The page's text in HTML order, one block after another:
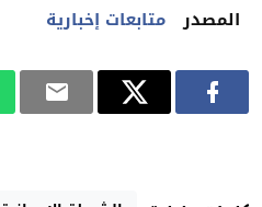
المصدر متابعات إخبارية